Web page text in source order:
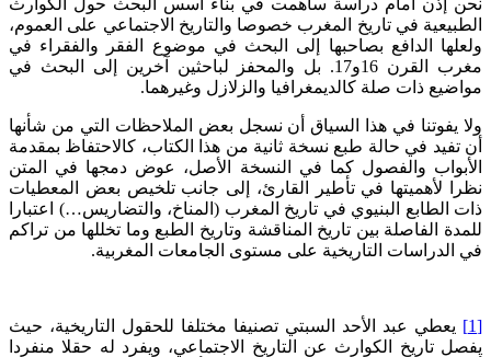
نحن إذن أمام دراسة ساهمت في بناء أسس البحث حول الكوارث
الطبيعية في تاريخ المغرب خصوصا والتاريخ الاجتماعي على العموم،
ولعلها الدافع بصاحبها إلى البحث في موضوع الفقر والفقراء في
مغرب القرن 16و17. بل والمحفز لباحثين آخرين إلى البحث في
مواضيع ذات صلة كالديمغرافيا والزلازل وغيرهما.
ولا يفوتنا في هذا السياق أن نسجل بعض الملاحظات التي من شأنها
أن تفيد في حالة طبع نسخة ثانية من هذا الكتاب، كالاحتفاظ بمقدمة
الأبواب والفصول كما في النسخة الأصل، عوض دمجها في المتن
نظرا لأهميتها في تأطير القارئ، إلى جانب تلخيص بعض المعطيات
ذات الطابع البنيوي في تاريخ المغرب (المناخ، والتضاريس…) اعتبارا
للمدة الفاصلة بين تاريخ المناقشة وتاريخ الطبع وما تخللها من تراكم
في الدراسات التاريخية على مستوى الجامعات المغربية.
[1]
يعطي عبد الأحد السبتي تصنيفا مختلفا للحقول التاريخية، حيث
يفصل تاريخ الكوارث عن التاريخ الاجتماعي، ويفرد له حقلا منفردا